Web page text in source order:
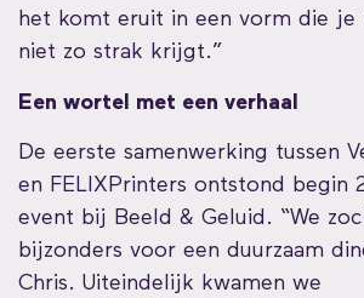
het komt eruit in een vorm die je
niet zo strak krijgt.”
Een wortel met een verhaal
De eerste samenwerking tussen
en FELIXPrinters ontstond begin
event bij Beeld & Geluid. “We
bijzonders voor een duurzaam
Chris. Uiteindelijk kwamen we